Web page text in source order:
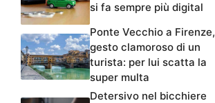
si fa sempre più digital
Ponte Vecchio a Firenze,
gesto clamoroso di un
turista: per lui scatta la
super multa
Detersivo nel bicchiere